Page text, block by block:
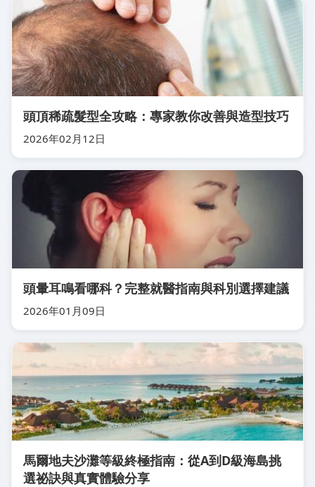
頭頂稀疏髮型全攻略：專家教你改善與造型技巧
2026年02月12日
頭暈耳鳴看哪科？完整就醫指南與科別選擇建議
2026年01月09日
馬爾地夫沙灘等級終極指南：從A到D級海島挑
選祕訣與真實體驗分享